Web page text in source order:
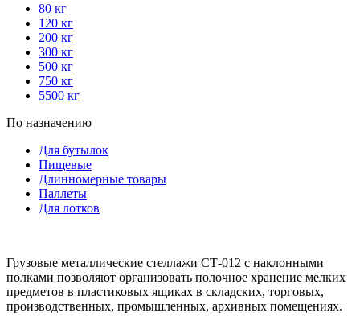
80 кг
120 кг
200 кг
300 кг
500 кг
750 кг
5500 кг
По назначению
Для бутылок
Пищевые
Длинномерные товары
Паллеты
Для лотков
Грузовые металлические стеллажи СТ-012 с наклонными
полками позволяют организовать полочное хранение мелких
предметов в пластиковых ящиках в складских, торговых,
производственных, промышленных, архивных помещениях.